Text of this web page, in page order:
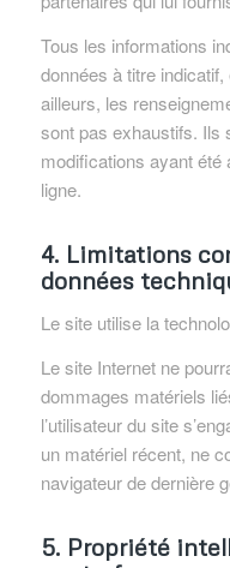
Tous les informations
données à titre
ailleurs, les
sont pas exhaustifs. Ils
modifications ayant été
ligne.
4. Limitations
données
Le site utilise la
Le site Internet ne
dommages matériels
l’utilisateur du site
un matériel récent, ne
navigateur de dernière
5. Propriété